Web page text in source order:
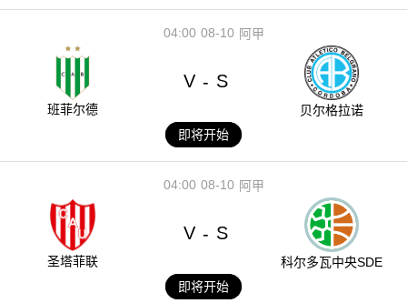
08-10
04:00 阿甲
班菲尔德
V - S
贝尔格拉诺
即将开始
08-10
04:00 阿甲
圣塔菲联
V - S
科尔多瓦中央SDE
即将开始